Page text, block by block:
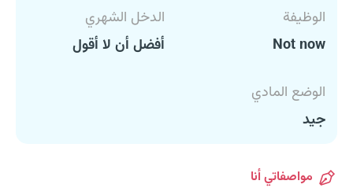
الوظيفة
Not now
الدخل الشهري
أفضل أن لا أقول
الوضع المادي
جيد
مواصفاتي أنا